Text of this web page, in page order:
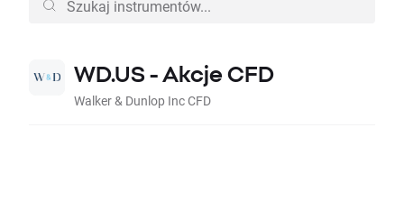
WD.US - Akcje CFD
Walker & Dunlop Inc CFD